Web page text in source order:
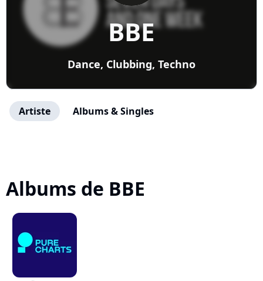
BBE
Dance, Clubbing, Techno
Artiste Albums & Singles
Albums de BBE